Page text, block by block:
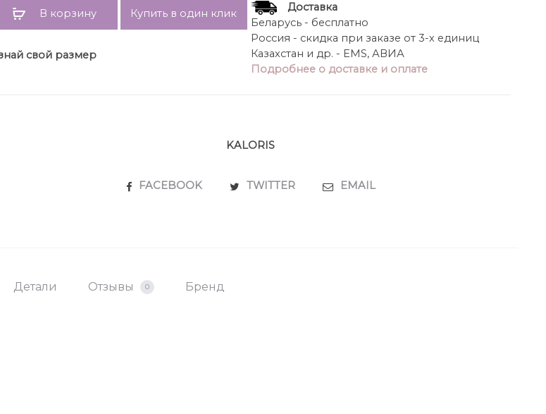
В корзину Купить в один клик
свой размер
Доставка
Беларусь - бесплатно
Россия - скидка при заказе от 3-х единиц
Казахстан и др. - EMS, АВИА
Подробнее о доставке и оплате
KALORIS
SHARE
FACEBOOK TWITTER EMAIL
Детали Отзывы 0 Бренд